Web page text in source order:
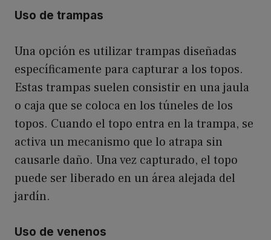
Uso de trampas
Una opción es utilizar trampas diseñadas
específicamente para capturar a los topos.
Estas trampas suelen consistir en una jaula
o caja que se coloca en los túneles de los
topos. Cuando el topo entra en la trampa, se
activa un mecanismo que lo atrapa sin
causarle daño. Una vez capturado, el topo
puede ser liberado en un área alejada del
jardín.
Uso de venenos